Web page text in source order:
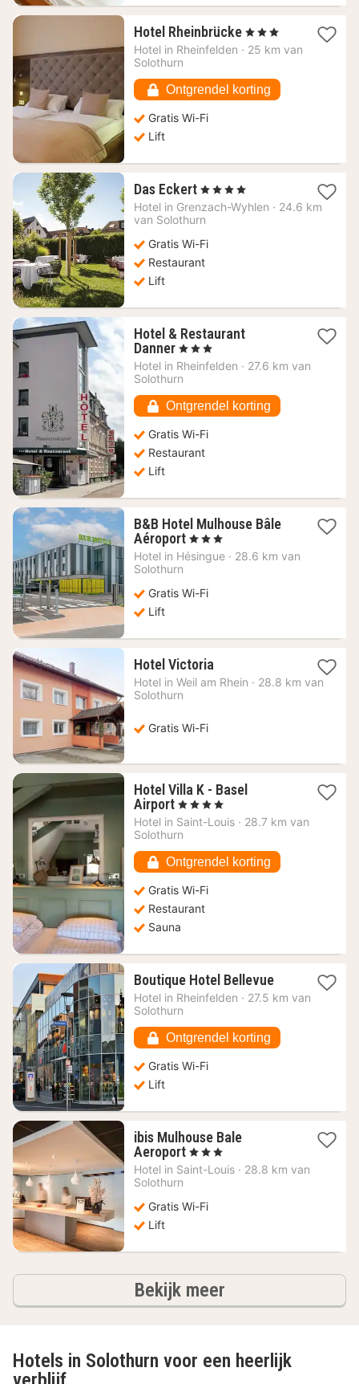
Hotel Rheinbrücke 1
nacht
€
, 3 Sterren
Hotel in Rheinfelden · 25 km van
Solothurn
Ontgrendel korting
Gratis Wi-Fi
Lift
Das Eckert 1
nacht
vanaf
€
, 4 Sterren
Hotel in Grenzach-Wyhlen · 24.6 km
van Solothurn
Gratis Wi-Fi
Restaurant
Lift
Hotel & Restaurant
Danner 1
nacht
vanaf
€
, 3 Sterren
Hotel in Rheinfelden · 27.6 km van
Solothurn
Ontgrendel korting
Gratis Wi-Fi
Restaurant
Lift
B&B Hotel Mulhouse Bâle
Aéroport 1
nacht
vanaf
€
, 3 Sterren
Hotel in Hésingue · 28.6 km van
Solothurn
Gratis Wi-Fi
Lift
Hotel Victoria1
nacht
Hotel in Weil am Rhein · 28.8 km van
Solothurn
Gratis Wi-Fi
Hotel Villa K - Basel
Airport 1
nacht
vanaf
€
, 4 Sterren
Hotel in Saint-Louis · 28.7 km van
Solothurn
Ontgrendel korting
Gratis Wi-Fi
Restaurant
Sauna
Boutique Hotel Bellevue1
nacht
€
Hotel in Rheinfelden · 27.5 km van
Solothurn
Ontgrendel korting
Gratis Wi-Fi
Lift
ibis Mulhouse Bale
Aeroport 1
nacht
€
, 3 Sterren
Hotel in Saint-Louis · 28.8 km van
Solothurn
Gratis Wi-Fi
Lift
Bekijk meerhotels
Hotels in Solothurn voor een heerlijk